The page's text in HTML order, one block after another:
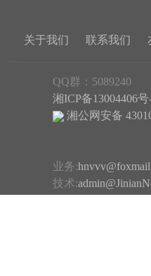
关于我们 联系我们
QQ群：5089240
湘ICP备13004406号
湘公网安备
业务:
技术: